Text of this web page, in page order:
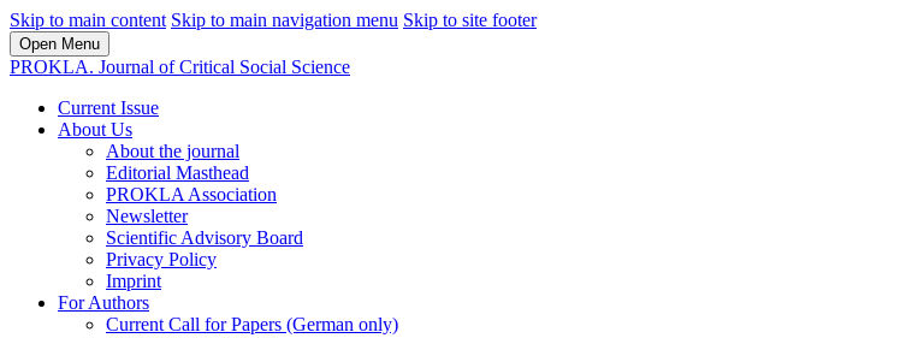
Skip to main content Skip to main navigation menu Skip to site footer
Open Menu
PROKLA. Journal of Critical Social Science
Current Issue
About Us
About the journal
Editorial Masthead
PROKLA Association
Newsletter
Scientific Advisory Board
Privacy Policy
Imprint
For Authors
Current Call for Papers (German only)